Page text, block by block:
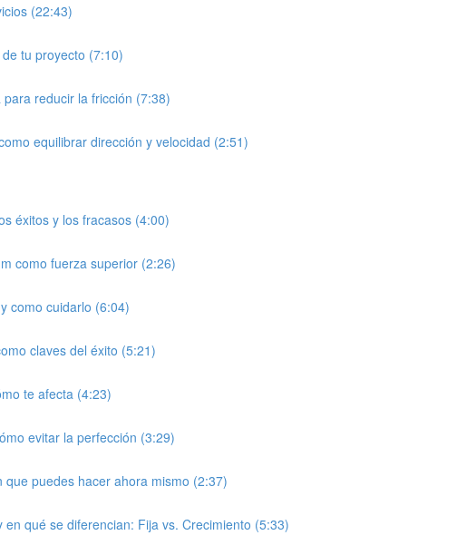
(22:43)
tu proyecto (7:10)
reducir la fricción (7:38)
equilibrar dirección y velocidad (2:51)
éxitos y los fracasos (4:00)
como fuerza superior (2:26)
como cuidarlo (6:04)
claves del éxito (5:21)
te afecta (4:23)
evitar la perfección (3:29)
que puedes hacer ahora mismo (2:37)
qué se diferencian: Fija vs. Crecimiento (5:33)